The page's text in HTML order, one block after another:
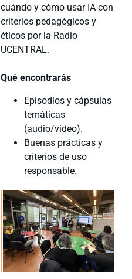
cuándo y cómo usar IA con
criterios pedagógicos y
éticos por la Radio
UCENTRAL.
Qué encontrarás
Episodios y cápsulas
temáticas
(audio/video).
Buenas prácticas y
criterios de uso
responsable.